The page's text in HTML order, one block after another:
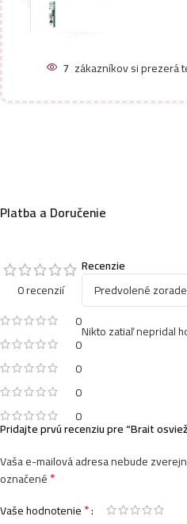
4,49€
Premium- Midnight Dream
4,49€
Brait difuzer vonné tyčinky
Sensation
5,99
Brait difuzer vonné tyčinky
Rose
7 zákazníkov si prezerá
Platba a Doručenie
0 recenzií
0
0
0
0
0
Recenzie
Nikto zatiaľ nepridal
Pridajte prvú recenziu pre “Brait
Vaša e-mailová adresa nebude
označené*
Vaše hodnotenie*